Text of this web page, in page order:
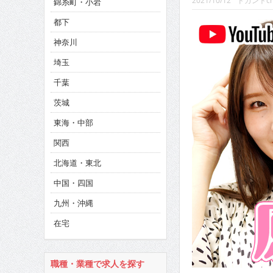
CINEMA×STYLE 293号
CINEMA×STYLE 292号
CINEMA×STYLE 291号
都下
神奈川
埼玉
千葉
茨城
東海・中部
関西
北海道・東北
中国・四国
九州・沖縄
在宅
職種・業種で求人を探す